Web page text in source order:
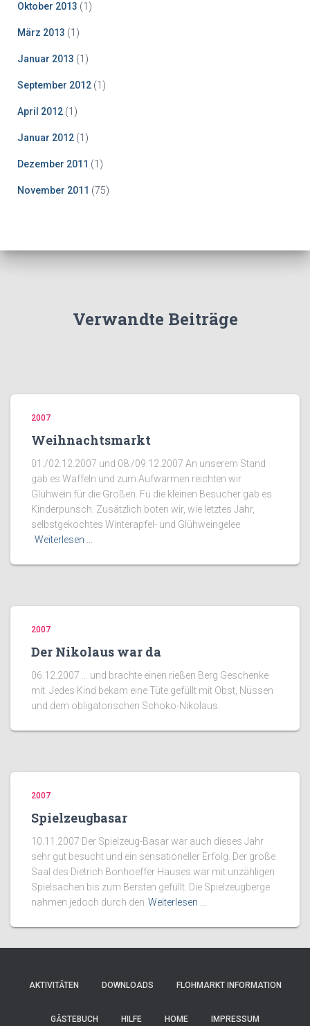
Oktober 2013 (1)
März 2013 (1)
Januar 2013 (1)
September 2012 (1)
April 2012 (1)
Januar 2012 (1)
Dezember 2011 (1)
November 2011 (75)
Verwandte Beiträge
2007
Weihnachtsmarkt
01./02.12.2007 und 08./09.12.2007 An unserem Stand
gab es Waffeln und zum Aufwärmen reichten wir
Glühwein für die Großen. Fü die kleinen Besucher gab es
Kinderpunsch. Zusätzlich boten wir, wie letztes Jahr,
selbstgekochtes Winterapfel- und Glühweingelee
Weiterlesen …
2007
Der Nikolaus war da
06.12.2007 … und brachte einen rießen Berg Geschenke
mit. Jedes Kind bekam eine Tüte gefüllt mit Obst, Nüssen
und dem obligatorischen Schoko-Nikolaus.
2007
Spielzeugbasar
10.11.2007 Der Spielzeug-Basar war auch dieses Jahr
sehr gut besucht und ein sensationeller Erfolg. Der große
Saal des Dietrich Bonhoeffer Hauses war mit unzähligen
Spielsachen bis zum Bersten gefüllt. Die Spielzeugberge
nahmen jedoch durch den Weiterlesen …
AKTIVITÄTEN DOWNLOADS FLOHMARKT INFORMATION
GÄSTEBUCH HILFE HOME IMPRESSUM